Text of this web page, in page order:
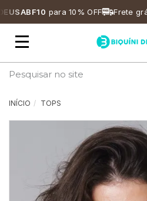
para 10% OFF Frete
Mudar
INÍCIO TOPS